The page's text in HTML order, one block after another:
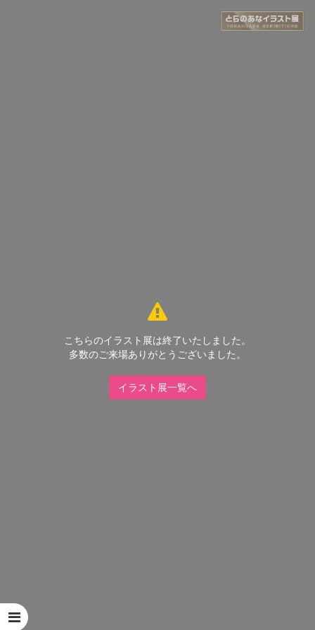
こちらのイラスト展は終了いたしました。
多数のご来場ありがとうございました。
イラスト展一覧へ